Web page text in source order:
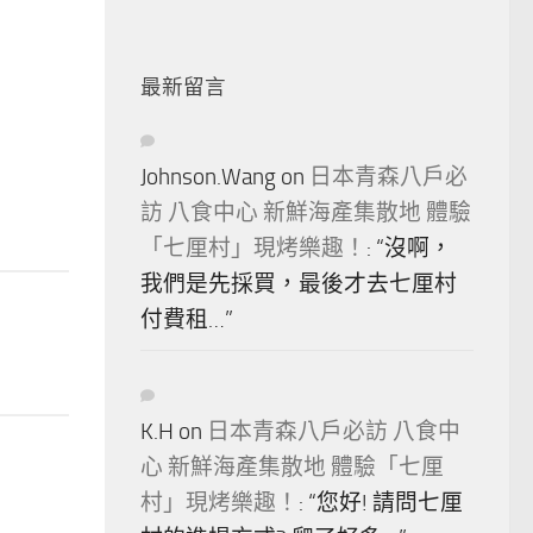
最新留言
Johnson.Wang on 日本青森八戶必
訪 八食中心 新鮮海產集散地 體驗
「七厘村」現烤樂趣！ : “沒啊，
我們是先採買，最後才去七厘村
付費租…”
K.H on 日本青森八戶必訪 八食中
心 新鮮海產集散地 體驗「七厘
村」現烤樂趣！ : “您好! 請問七厘